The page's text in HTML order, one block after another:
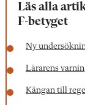
Läs alla
F-betyget
Ny
Lärarens
Kängan till